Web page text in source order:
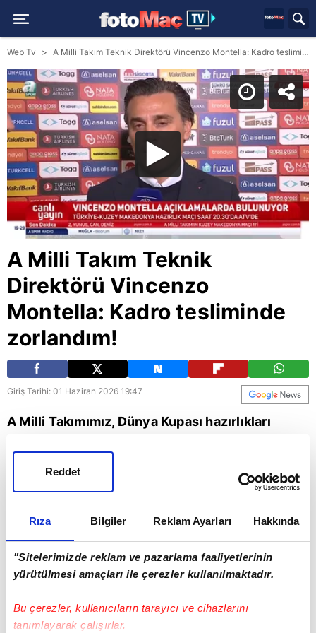
Rıza Bilgiler Reklam Ayarları Hakkında
"Sitelerimizde reklam ve pazarlama faaliyetlerinin
yürütülmesi amaçları ile çerezler kullanılmaktadır.
Bu çerezler, kullanıcıların tarayıcı ve cihazlarını
tanımlayarak çalışırlar.
Reddet
Web Tv A Milli Takım Teknik Direktörü Vincenzo Montella: Kadro tesliminde zorlandım!
A Milli Takım Teknik
Direktörü Vincenzo
Montella: Kadro tesliminde
zorlandım!
Giriş Tarihi: 01 Haziran 2026 19:47
A Milli Takımımız, Dünya Kupası hazırlıkları
öncesinde teknik direktör Vincenzo Montella
açıklamalarda bulundu. İşte o sözler...
Vincenzo Montella